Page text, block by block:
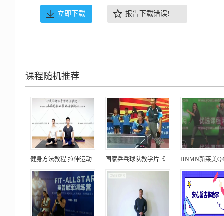
立即下载 报告下载错误!
课程随机推荐
健身方法教程 拉伸运动 国家乒乓球队教学片《 HNMN新莱美